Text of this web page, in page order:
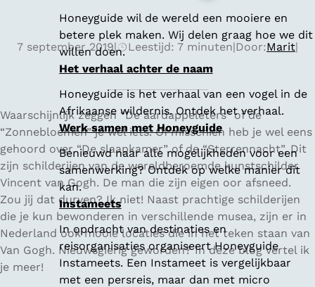
Honeyguide wil de wereld een mooiere en
betere plek maken. Wij delen graag hoe we dit
willen doen.
Het verhaal achter de naam
Honeyguide is het verhaal van een vogel in de
Afrikaanse wildernis. Ontdek het verhaal.
Werk samen met Honeyguide
Benieuwd naar alle mogelijkheden voor een
samenwerking? Ontdek op welke manier dit
kan.
Instameets
In opdracht van destinaties en
reisorganisaties organiseert Honeyguide
Instameets. Een Instameet is vergelijkbaar
met een persreis, maar dan met micro
7 september 2019| Leestijd: 7 minuten|Door:Marit|
Waarschijnlijk zeggen “De aardappeleters” of de
“Zonnebloemen” je wel iets. Of misschien heb je wel eens
gehoord over “De slaapkamer” of de “Sterrennacht”. Dit
zijn schilderijen van de wereldberoemde kunstschilder
Vincent van Gogh. De man die zijn eigen oor afsneed.
Zou jij dat durven? Ik niet! Naast prachtige schilderijen
die je kun bewonderen in verschillende musea, zijn er in
Nederland ook mooie locaties die in het teken staan van
Van Gogh. Nieuwsgierig geworden? In deze blog vertel ik
je meer!